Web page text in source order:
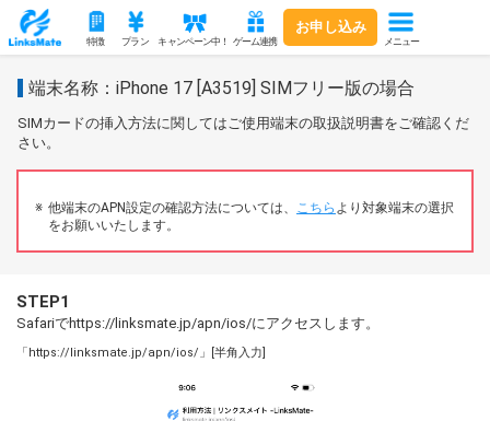
特徴 プラン キャンペーン中！ ゲーム連携
お申し込み
メニュー
端末名称：iPhone 17 [A3519] SIMフリー版の場合
SIMカードの挿入方法に関してはご使用端末の取扱説明書をご確認くだ
さい。
他端末のAPN設定の確認方法については、 こちら より対象端末の選択
をお願いいたします。
STEP1
Safariでhttps://linksmate.jp/apn/ios/にアクセスします。
「https://linksmate.jp/apn/ios/」[半角入力]